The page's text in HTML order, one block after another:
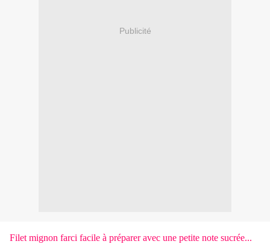
Publicité
Filet mignon farci facile à préparer avec une petite note sucrée...